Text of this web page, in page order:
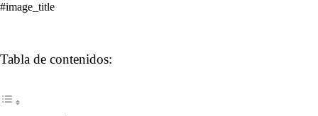
#image_title
Tabla de contenidos: